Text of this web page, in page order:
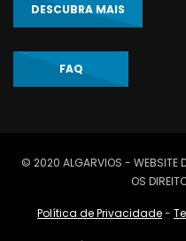
DESCUBRA MAIS
FAQ
© 2020 ALGARVIOS - WEBSITE
OS
Política de Privacidade-